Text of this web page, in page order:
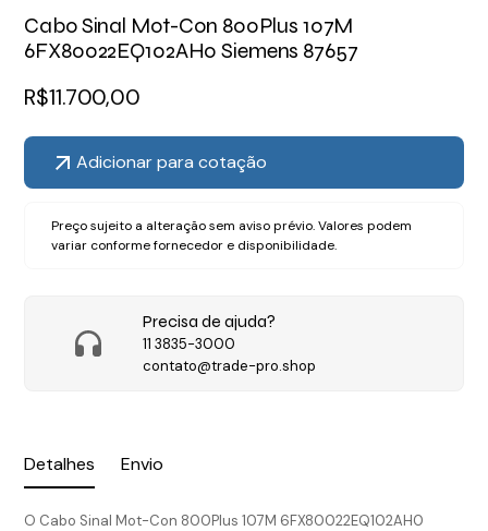
Detalhes Envio
O Cabo Sinal Mot-Con 800Plus 107M 6FX80022EQ102AH0
Cabo Sinal Mot-Con 800Plus 107M
6FX80022EQ102AH0 Siemens 87657
R$11.700,00
Adicionar para cotação
Preço sujeito a alteração sem aviso prévio. Valores podem
variar conforme fornecedor e disponibilidade.
Precisa de ajuda?
11 3835-3000
contato@trade-pro.shop